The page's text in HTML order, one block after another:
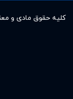
کلیه حقوق مادى و